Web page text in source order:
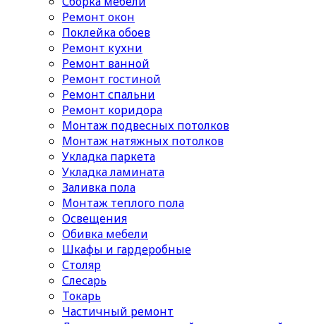
Ремонт окон
Поклейка обоев
Ремонт кухни
Ремонт ванной
Ремонт гостиной
Ремонт спальни
Ремонт коридора
Монтаж подвесных потолков
Монтаж натяжных потолков
Укладка паркета
Укладка ламината
Заливка пола
Монтаж теплого пола
Освещения
Обивка мебели
Шкафы и гардеробные
Столяр
Слесарь
Токарь
Частичный ремонт